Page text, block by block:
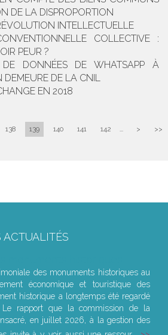
DE LA DISPROPORTION
INTELLECTUELLE
COLLECTIVE :
PEUR ?
DE DONNÉES DE WHATSAPP À
DEMEURE DE LA CNIL
EN 2018
138 139 140 141 142 ... > >>
ACTUALITÉS
des monuments historiques au
économique et touristique des
historique a longtemps été regardé
Le rapport que la commission de la
en juillet 2026, à la gestion des